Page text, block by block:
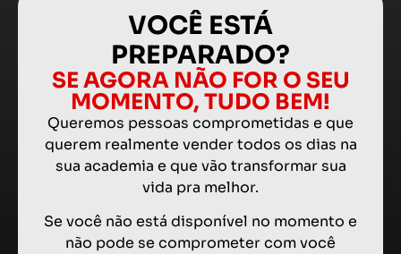
VOCÊ ESTÁ
PREPARADO?
SE AGORA NÃO FOR O SEU
MOMENTO, TUDO BEM!
Queremos pessoas comprometidas e que
querem realmente vender todos os dias na
sua academia e que vão transformar sua
vida pra melhor.
Se você não está disponível no momento e
não pode se comprometer com você